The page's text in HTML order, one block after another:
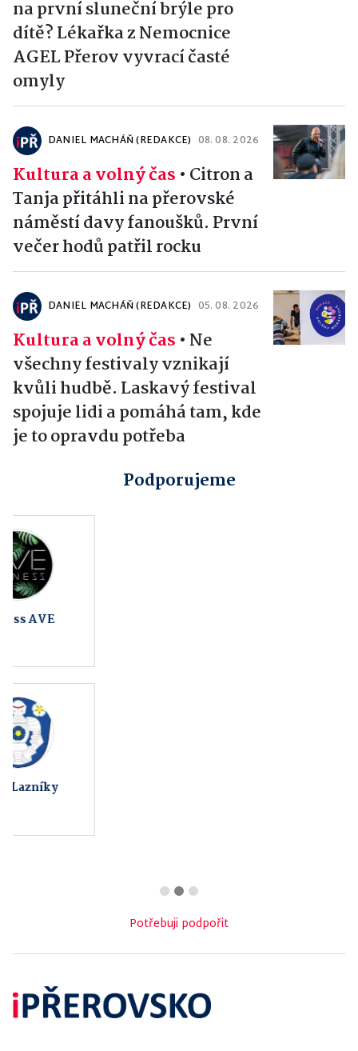
na první sluneční brýle pro
dítě? Lékařka z Nemocnice
AGEL Přerov vyvrací časté
omyly
DANIEL MACHÁŇ (REDAKCE) 08. 08. 2026
Kultura a volný čas • Citron a
Tanja přitáhli na přerovské
náměstí davy fanoušků. První
večer hodů patřil rocku
DANIEL MACHÁŇ (REDAKCE) 05. 08. 2026
Kultura a volný čas • Ne
všechny festivaly vznikají
kvůli hudbě. Laskavý festival
spojuje lidi a pomáhá tam, kde
je to opravdu potřeba
Podporujeme
Nástroje plus s.r.o.
Potřebuji podpořit